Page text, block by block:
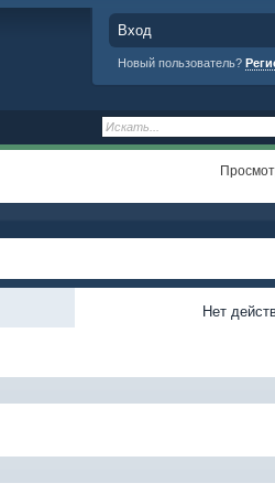
Вход
Новый пользователь?
Нет